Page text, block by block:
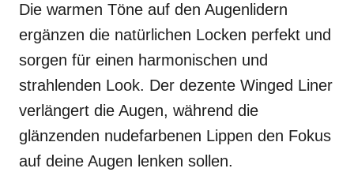
Die warmen Töne auf den Augenlidern
ergänzen die natürlichen Locken perfekt und
sorgen für einen harmonischen und
strahlenden Look. Der dezente Winged Liner
verlängert die Augen, während die
glänzenden nudefarbenen Lippen den Fokus
auf deine Augen lenken sollen.